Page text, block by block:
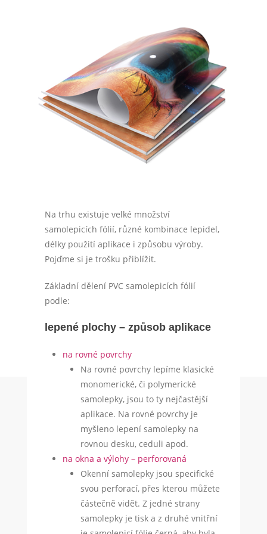
Na trhu existuje velké množství
samolepicích fólií, různé kombinace lepidel,
délky použití aplikace i způsobu výroby.
Pojďme si je trošku přiblížit.
Základní dělení PVC samolepicích fólií
podle:
lepené plochy – způsob aplikace
na rovné povrchy
Na rovné povrchy lepíme klasické
monomerické, či polymerické
samolepky, jsou to ty nejčastější
aplikace. Na rovné povrchy je
myšleno lepení samolepky na
rovnou desku, ceduli apod.
na okna a výlohy – perforovaná
Okenní samolepky jsou specifické
svou perforací, přes kterou můžete
částečně vidět. Z jedné strany
samolepky je tisk a z druhé vnitřní